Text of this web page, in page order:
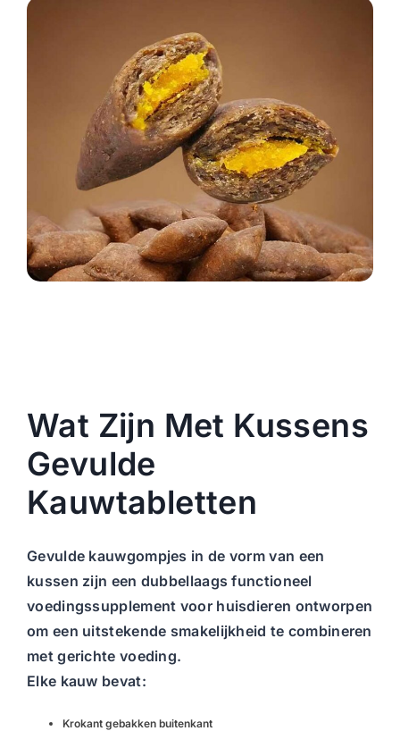
Wat Zijn Met Kussens
Gevulde
Kauwtabletten
Gevulde kauwgompjes in de vorm van een
kussen zijn een dubbellaags functioneel
voedingssupplement voor huisdieren ontworpen
om een uitstekende smakelijkheid te combineren
met gerichte voeding.
Elke kauw bevat:
Krokant gebakken buitenkant